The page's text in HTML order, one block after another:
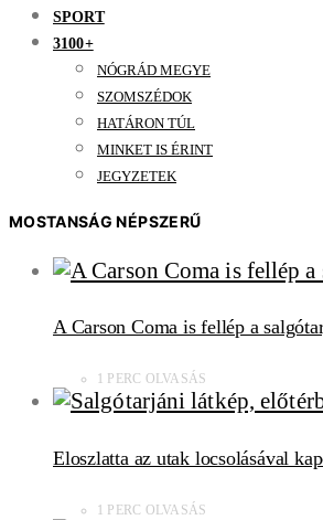
SPORT
3100+
NÓGRÁD MEGYE
SZOMSZÉDOK
HATÁRON TÚL
MINKET IS ÉRINT
JEGYZETEK
MOSTANSÁG NÉPSZERŰ
A Carson Coma is fellép a
1 PERC OLVASÁS
Eloszlatta az utak locsolásával
1 PERC OLVASÁS